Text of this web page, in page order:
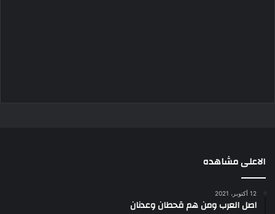
الاعلى مشاهده
12 أكتوبر، 2021
اصل العرب ومن هم قحطان وعدنان